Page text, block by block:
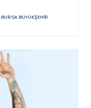
BURSA BÜYÜKŞEHIR